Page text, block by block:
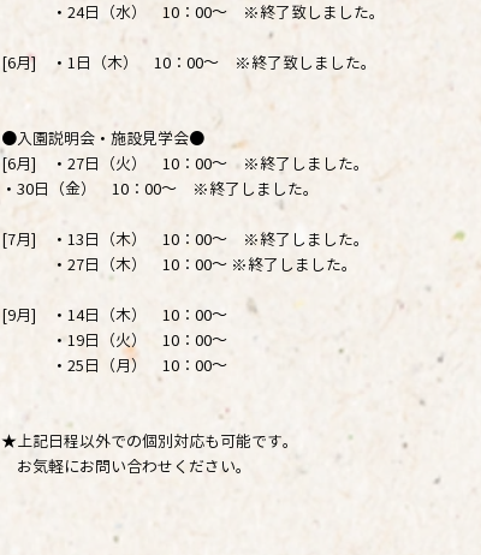
・24日（水） 10：00～ ※終了致しました。
[6月] ・1日（木） 10：00～ ※終了致しました。
●入園説明会・施設見学会●
[6月] ・27日（火） 10：00～ ※終了しました。
・30日（金） 10：00～ ※終了しました。
[7月] ・13日（木） 10：00～ ※終了しました。
・27日（木） 10：00～ ※終了しました。
[9月] ・14日（木） 10：00～
・19日（火） 10：00～
・25日（月） 10：00～
★上記日程以外での個別対応も可能です。
お気軽にお問い合わせください。